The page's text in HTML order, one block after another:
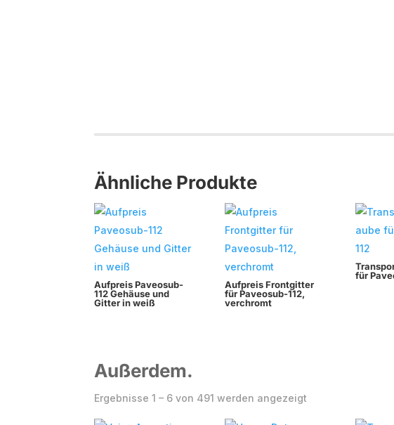
Ähnliche Produkte
Aufpreis Paveosub-
112 Gehäuse und
Gitter in weiß
Aufpreis Frontgitter
für Paveosub-112,
verchromt
für
Außerdem.
Ergebnisse 1 – 6 von 491 werden angezeigt